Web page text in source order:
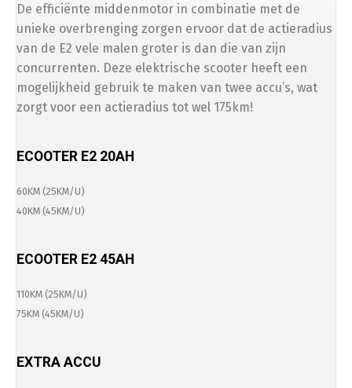
De efficiënte middenmotor in combinatie met de
unieke overbrenging zorgen ervoor dat de actieradius
van de E2 vele malen groter is dan die van zijn
concurrenten. Deze elektrische scooter heeft een
mogelijkheid gebruik te maken van twee accu’s, wat
zorgt voor een actieradius tot wel 175km!
ECOOTER E2 20AH
60KM (25KM/U)
40KM (45KM/U)
ECOOTER E2 45AH
110KM (25KM/U)
75KM (45KM/U)
EXTRA ACCU